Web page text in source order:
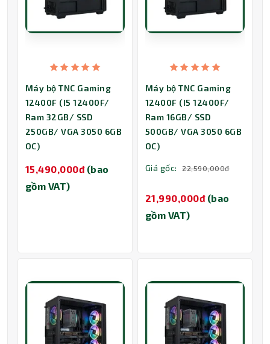
Máy bộ TNC Gaming
12400F (I5 12400F/
Ram 32GB/ SSD
250GB/ VGA 3050 6GB
OC)
15,490,000đ (bao
gồm VAT)
Máy bộ TNC Gaming
12400F (I5 12400F/
Ram 16GB/ SSD
500GB/ VGA 3050 6GB
OC)
Giá gốc: 22,590,000đ
21,990,000đ (bao
gồm VAT)